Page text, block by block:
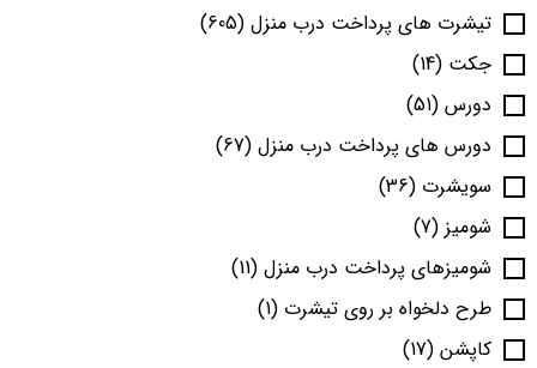
تیشرت های پرداخت درب منزل (605)
جکت (14)
دورس (51)
دورس های پرداخت درب منزل (67)
سویشرت (36)
شومیز (7)
شومیزهای پرداخت درب منزل (11)
طرح دلخواه بر روی تیشرت (1)
کاپشن (17)